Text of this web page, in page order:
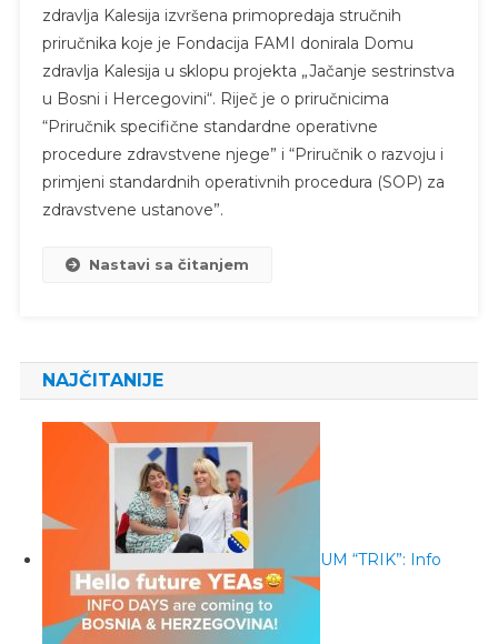
zdravlja Kalesija izvršena primopredaja stručnih
priručnika koje je Fondacija FAMI donirala Domu
zdravlja Kalesija u sklopu projekta „Jačanje sestrinstva
u Bosni i Hercegovini“. Riječ je o priručnicima
“Priručnik specifične standardne operativne
procedure zdravstvene njege” i “Priručnik o razvoju i
primjeni standardnih operativnih procedura (SOP) za
zdravstvene ustanove”.
Nastavi sa čitanjem
NAJČITANIJE
UM “TRIK”: Info